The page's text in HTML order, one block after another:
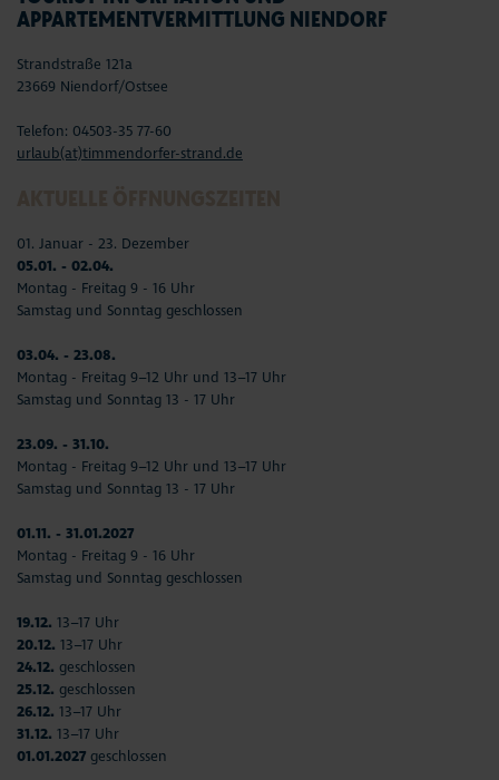
APPARTEMENTVERMITTLUNG NIENDORF
Strandstraße 121a
23669 Niendorf/Ostsee
Telefon: 04503-35 77-60
urlaub(at)timmendorfer-strand.de
01. Januar - 23. Dezember
05.01. - 02.04.
Montag - Freitag 9 - 16 Uhr
Samstag und Sonntag geschlossen
03.04. - 23.08.
Montag - Freitag 9–12 Uhr und 13–17 Uhr
Samstag und Sonntag 13 - 17 Uhr
23.09. - 31.10.
Montag - Freitag 9–12 Uhr und 13–17 Uhr
Samstag und Sonntag 13 - 17 Uhr
01.11. - 31.01.2027
Montag - Freitag 9 - 16 Uhr
Samstag und Sonntag geschlossen
19.12. 13–17 Uhr
20.12. 13–17 Uhr
24.12. geschlossen
25.12. geschlossen
26.12. 13–17 Uhr
31.12. 13–17 Uhr
01.01.2027 geschlossen